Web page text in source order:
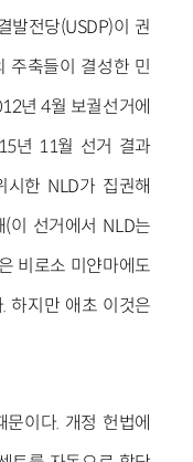
발전당(USDP)이 권
주축들이 결성한 민
년 4월 보궐선거에
년 11월 선거 결과
한 NLD가 집권해
이 선거에서 NLD는
비로소 미얀마에도
하지만 애초 이것은
이다. 개정 헌법에